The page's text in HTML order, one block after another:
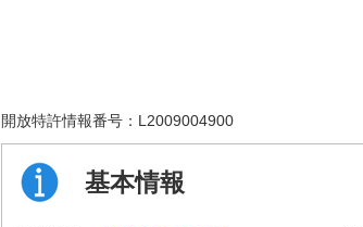
開放特許情報番号： L2009004900
基本情報